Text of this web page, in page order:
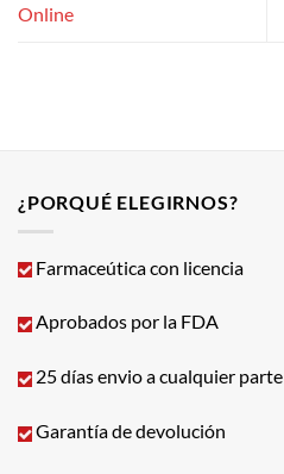
Online
¿PORQUÉ ELEGIRNOS?
Farmaceútica con licencia
Aprobados por la FDA
25 días envio a cualquier parte
Garantía de devolución